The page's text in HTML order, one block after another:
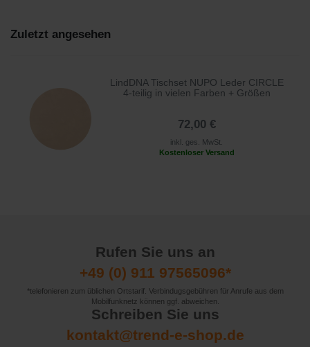
Zuletzt angesehen
LindDNA Tischset NUPO Leder CIRCLE
4-teilig in vielen Farben + Größen
72,00 €
inkl. ges. MwSt.
Kostenloser Versand
Rufen Sie uns an
+49 (0) 911 97565096*
*telefonieren zum üblichen Ortstarif. Verbindugsgebühren für Anrufe aus dem
Mobilfunknetz können ggf. abweichen.
Schreiben Sie uns
kontakt@trend-e-shop.de